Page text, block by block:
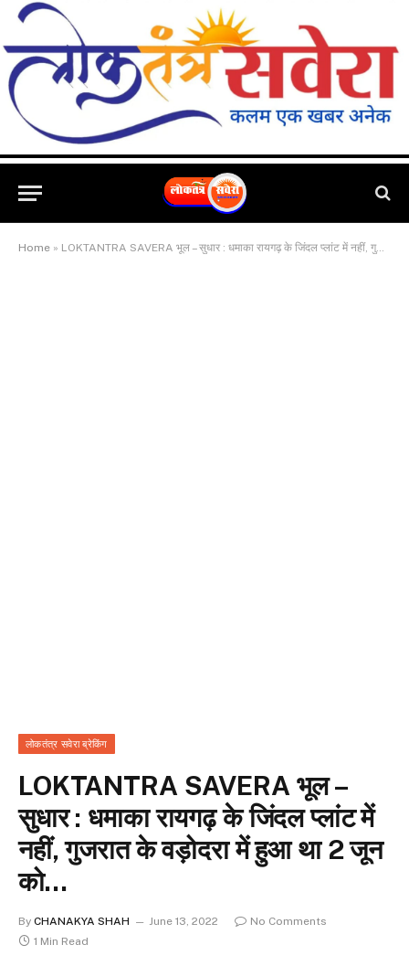
Home » LOKTANTRA SAVERA भूल – सुधार : धमाका रायगढ़ के जिंदल प्लांट में नहीं, गुजरात के वड़ोदरा में हुआ था 2 जून को…
लोकतंत्र सवेरा ब्रेकिंग
LOKTANTRA SAVERA भूल –
सुधार : धमाका रायगढ़ के जिंदल प्लांट में
नहीं, गुजरात के वड़ोदरा में हुआ था 2 जून
को…
By CHANAKYA SHAH June 13, 2022
No Comments
1 Min Read